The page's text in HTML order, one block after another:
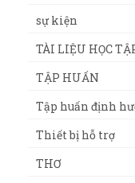
sự kiện
TÀI LIỆU HỌC
TẬP HUẤN
Tập huấn định
Thiết bị hỗ trợ
THƠ